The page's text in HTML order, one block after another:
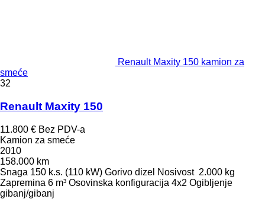
Renault Maxity 150 kamion za
smeće
32
Renault Maxity 150
11.800 € Bez PDV-a
Kamion za smeće
2010
158.000 km
Snaga 150 k.s. (110 kW) Gorivo dizel Nosivost 2.000 kg
Zapremina 6 m³ Osovinska konfiguracija 4x2 Ogibljenje
gibanj/gibanj